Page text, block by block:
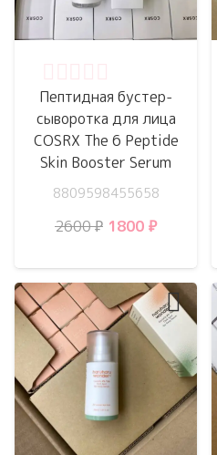
Пептидная бустер-
сыворотка для лица
COSRX The 6 Peptide
Skin Booster Serum
8809598455658
2600₽ Первоначальная
2600 ₽.
1800 ₽Текущая